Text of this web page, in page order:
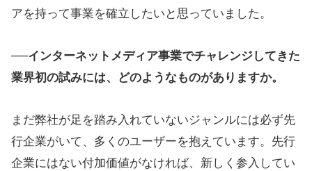
アを持って事業を確立したいと思っていました。
──インターネットメディア事業でチャレンジしてきた
業界初の試みには、どのようなものがありますか。
まだ弊社が足を踏み入れていないジャンルには必ず先
行企業がいて、多くのユーザーを抱えています。先行
企業にはない付加価値がなければ、新しく参入してい